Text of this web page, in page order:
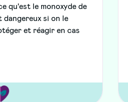
qu'est le monoxyde de
si on le
et réagir en cas